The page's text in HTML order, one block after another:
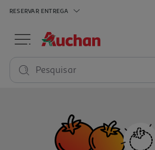
RESERVAR ENTREGA
Pesquisar